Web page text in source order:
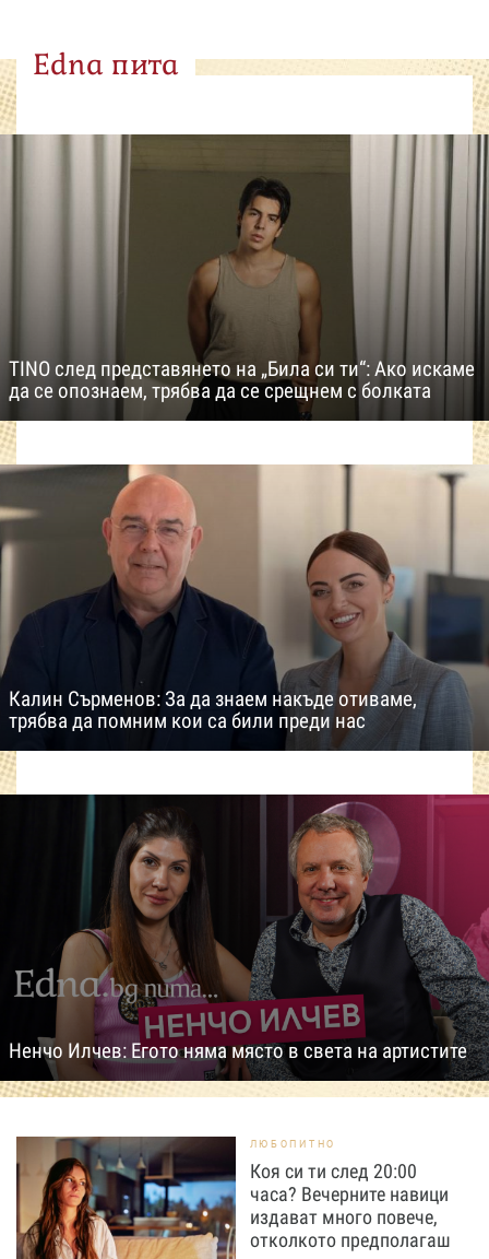
Edna пита
TINO след представянето на „Била си ти“: Ако искаме
да се опознаем, трябва да се срещнем с болката
Калин Сърменов: За да знаем накъде отиваме,
трябва да помним кои са били преди нас
Ненчо Илчев: Егото няма място в света на артистите
ЛЮБОПИТНО
Коя си ти след 20:00
часа? Вечерните навици
издават много повече,
отколкото предполагаш